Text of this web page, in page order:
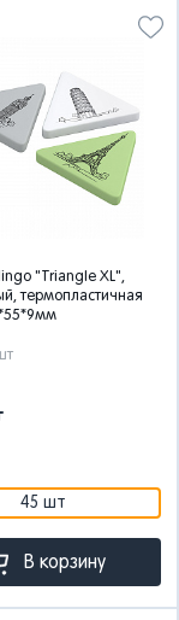
"Triangle XL",
термопластичная
45 шт
В корзину